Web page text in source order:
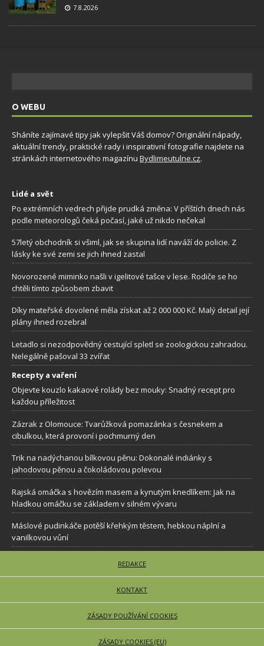
7.8.2026
O WEBU
Sháníte zajímavé tipy jak vylepšit Váš domov? Originální nápady,
aktuální trendy, praktické rady i inspirativní fotografie najdete na
stránkách internetového magazínu Bydlimeutulne.cz.
Lidé a svět
Po extrémních vedrech přijde prudká změna: V příštích dnech nás
podle meteorologů čeká počasí, jaké už nikdo nečekal
57letý obchodník si všiml, jak se skupina lidí naváží do policie. Z
lásky ke své zemi se jich ihned zastal
Novorozené miminko našli v igelitové tašce v lese. Rodiče se ho
chtěli tímto způsobem zbavit
Díky mateřské dovolené měla získat až 2 000 000 Kč. Malý detail její
plány ihned rozebral
Letadlo si nezodpovědný cestující spletl se zoologickou zahradou.
Nelegálně pašoval 33 zvířat
Recepty a vaření
Objevte kouzlo kakaové rolády bez mouky: Snadný recept pro
každou příležitost
Zázrak z Olomouce: Tvarůžková pomazánka s česnekem a
cibulkou, která provoní i pochmurný den
Trik na nadýchanou bílkovou pěnu: Dokonalé indiánky s
jahodovou pěnou a čokoládovou polevou
Rajská omáčka s hovězím masem a kynutým knedlíkem: Jak na
hladkou omáčku se základem v silném vývaru
Máslové pudinkáče potěší křehkým těstem, hebkou náplní a
vanilkovou vůní
REDAKCE
KONTAKT
ZÁSADY POUŽÍVÁNÍ COOKIES
ZÁSADY COOKIES (EU)